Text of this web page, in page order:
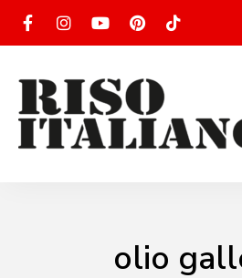
Ricettarioolio